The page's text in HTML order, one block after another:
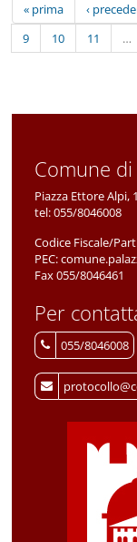
« prima ‹
9
10 11 …
Comune
Piazza Ettore Alpi, 1
tel:055/8046008
Codice Fiscale/
PEC:
Fax 055/8046461
Per
055/8046008